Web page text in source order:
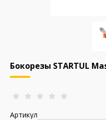
Бокорезы STARTUL
Артикул